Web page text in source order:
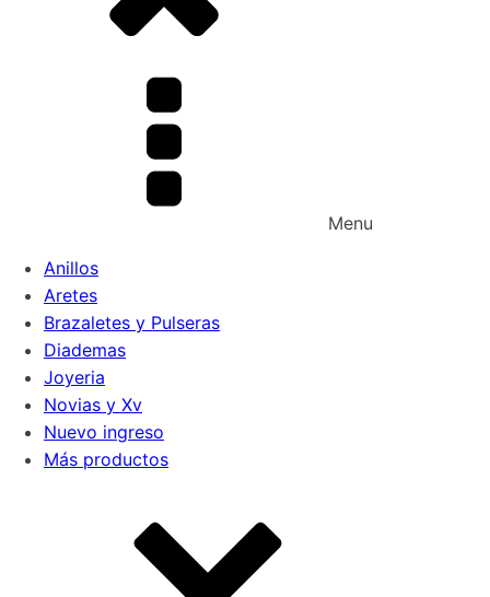
Menu
Anillos
Aretes
Brazaletes y Pulseras
Diademas
Joyeria
Novias y Xv
Nuevo ingreso
Más productos